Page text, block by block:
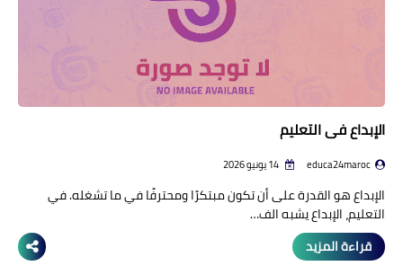
الإبداع في التعليم
educa24maroc
الإبداع هو القدرة على أن تكون مبتكرًا ومحترفًا في ما تشغله. في
التعليم، الإبداع يشبه الف…
قراءة المزيد